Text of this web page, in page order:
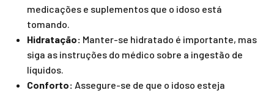
medicações e suplementos que o idoso está
tomando.
Hidratação: Manter-se hidratado é importante, mas
siga as instruções do médico sobre a ingestão de
líquidos.
Conforto: Assegure-se de que o idoso esteja